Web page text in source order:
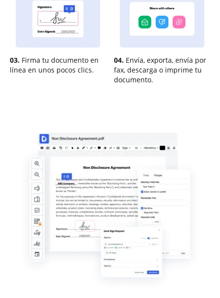
03. Firma tu documento en
línea en unos pocos clics.
04. Envía, exporta, envía por
fax, descarga o imprime tu
documento.